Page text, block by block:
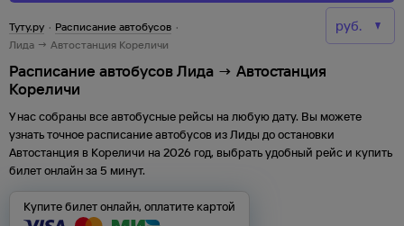
Туту.ру · Расписание автобусов ·
Лида → Автостанция Кореличи
Расписание автобусов Лида → Автостанция
Кореличи
У нас собраны все автобусные рейсы на любую дату. Вы можете
узнать точное расписание автобусов из Лиды доостановки
Автостанция в Кореличи на 2026 год, выбрать удобный рейс и купить
билет онлайн за 5 минут.
Купите билет онлайн, оплатите картой